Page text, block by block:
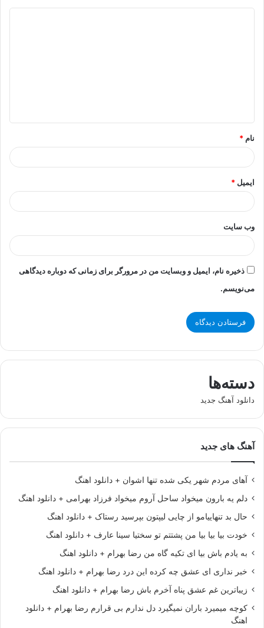
*
نام *
ایمیل *
وب‌ سایت
ذخیره نام، ایمیل و وبسایت من در مرورگر برای زمانی که دوباره دیدگاهی
می‌نویسم.
دسته‌ها
دانلود آهنگ جدید
آهنگ های جدید
آهای مردم شهر یکی شده تنها اشوان + دانلود اهنگ
دلم یه بارون میخواد ساحل آروم میخواد فرزاد بهرامی + دانلود اهنگ
حال بد تنهاییامو از چایی لیپتون بپرسید رستاک + دانلود اهنگ
خودت بیا بیا بیا من پشتتم تو سختیا سینا عارف + دانلود اهنگ
به یادم باش بیا ای تکیه گاه من رضا بهرام + دانلود اهنگ
خبر نداری ای عشق چه کرده این درد رضا بهرام + دانلود اهنگ
زیباترین غم عشق پناه آخرم باش رضا بهرام + دانلود اهنگ
کوچه میمیرد باران نمیگیرد دل ندارم بی قرارم رضا بهرام + دانلود
اهنگ